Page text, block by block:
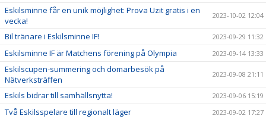
Eskilsminne får en unik möjlighet: Prova Uzit gratis i en
vecka!
2023-10-02 12:04
Bil tränare i Eskilsminne IF! 2023-09-29 11:32
Eskilsminne IF är Matchens förening på Olympia 2023-09-14 13:33
Eskilscupen-summering och domarbesök på
Nätverksträffen
2023-09-08 21:11
Eskils bidrar till samhällsnytta! 2023-09-06 15:19
Två Eskilsspelare till regionalt läger 2023-09-02 17:27